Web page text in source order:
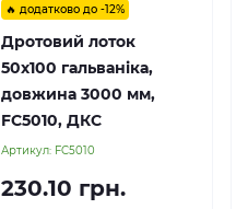
🔥 додатково до -12%
Дротовий лоток
50х100 гальваніка,
довжина 3000 мм,
FC5010, ДКС
Артикул: FC5010
230.10 грн.